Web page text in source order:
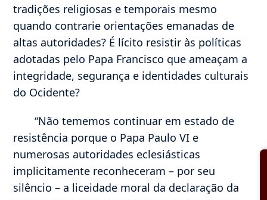
tradições religiosas e temporais mesmo
quando contrarie orientações emanadas de
altas autoridades? É lícito resistir às políticas
adotadas pelo Papa Francisco que ameaçam a
integridade, segurança e identidades culturais
do Ocidente?
“Não tememos continuar em estado de
resistência porque o Papa Paulo VI e
numerosas autoridades eclesiásticas
implicitamente reconheceram – por seu
silêncio – a liceidade moral da declaração da